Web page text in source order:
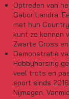
Optreden van
Gabor Landra.
met hun
kunt ze kennen
Zwarte Cross
Demonstratie
Hobbyhorsing
veel trots en
sport sinds
Nijmegen.